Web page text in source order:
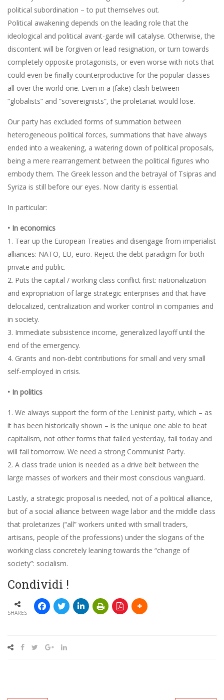
political subordination – to put themselves out.
Political awakening depends on the leading role that the
ideological and political avant-garde will catalyse. Otherwise, the
discontent will be forgiven or lead resignation, or turn towards
completely opposite protagonists, or even worse with riots that
could even be finally counterproductive for the popular classes
all over the world one. Even in a (fake) clash between
“globalists” and “sovereignists”, the proletariat would lose.
Our party has excluded forms of summation between
heterogeneous political forces, summations that have always
ended into a weakening, a watering down of political proposals,
being a mere rearrangement between the political figures who
embody them. The Greek lesson and the betrayal of Tsipras and
Syriza is still before our eyes. Now clarity is essential.
In particular:
• In economics
1. Tear up the European Treaties and disengage from imperialist
alliances: NATO, EU, euro. Reject the debt paradigm for both
private and public.
2. Puts the capital / working class conflict first: nationalization
and expropriation of large strategic enterprises and that have
delocalized, centralization and worker control in companies and
in society.
3. Immediate subsistence income, generalized layoff until the
end of the emergency.
4. Grants and non-debt contributions for small and very small
self-employed in crisis.
• In politics
1. We always support the form of the Leninist party, which – as
it has been historically shown – is the unique one able to beat
capitalism, not other forms that failed yesterday, fail today and
will fail tomorrow. We need a strong Communist Party.
2. A class trade union is needed as a drive belt between the
large masses of workers and their most conscious vanguard.
Lastly, a strategic proposal is needed, not of a political alliance,
but of a social alliance between wage labor and the middle class
that proletarizes (“all” workers united with small traders,
artisans, people of the professions) under the slogans of the
working class concretely leaning towards the “change of
society”: socialism.
Condividi !
SHARES